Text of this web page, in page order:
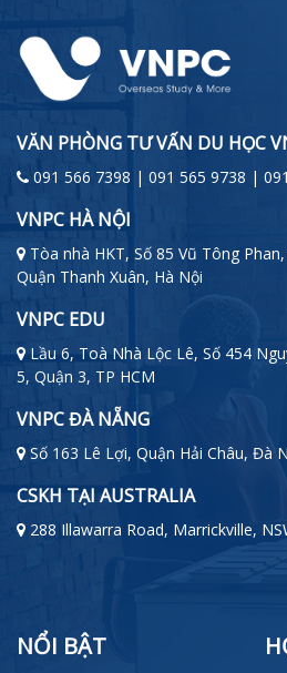
VĂN PHÒNG TƯ VẤN DU HỌC
091 566 7398 | 091 565 9738 |
VNPC HÀ NỘI
Tòa nhà HKT, Số 85 Vũ Tông
Quận Thanh Xuân, Hà Nội
VNPC EDU
Lầu 6, Toà Nhà Lộc Lê, Số 454
5, Quận 3, TP HCM
VNPC ĐÀ NẴNG
Số 163 Lê Lợi, Quận Hải Châu, Đà
CSKH TẠI AUSTRALIA
288 Illawarra Road, Marrickville,
NỔI BẬT